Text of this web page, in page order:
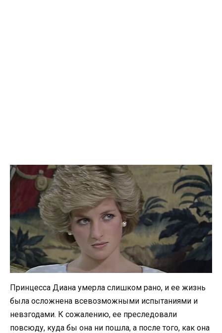
Принцесса Диана умерла слишком рано, и ее жизнь
была осложнена всевозможными испытаниями и
невзгодами. К сожалению, ее преследовали
повсюду, куда бы она ни пошла, а после того, как она